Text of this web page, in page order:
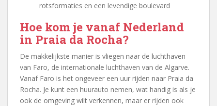
rotsformaties en een levendige boulevard
Hoe kom je vanaf Nederland
in Praia da Rocha?
De makkelijkste manier is vliegen naar de luchthaven
van Faro, de internationale luchthaven van de Algarve.
Vanaf Faro is het ongeveer een uur rijden naar Praia da
Rocha. Je kunt een huurauto nemen, wat handig is als je
ook de omgeving wilt verkennen, maar er rijden ook